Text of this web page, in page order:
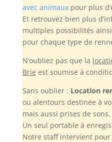
avec animauxpour plus
Et retrouvez bien plus
multiples possibilités
pour chaque type de
N’oubliez pas que la
Brie est soumise à
Sans oublier : Location
ou alentours destinée à
mais aussi prises de
Un seul portable à
Notre staff intervient